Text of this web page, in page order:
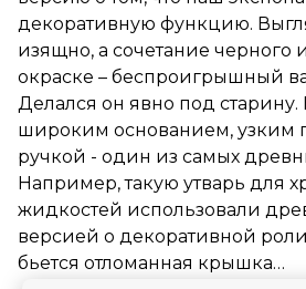
декоративную функцию.
изящно, а сочетание черного
окраске – беспроигрышный
Делался он явно под
широким основанием, узким
ручкой - один из самых
Например, такую утварь для
жидкостей использовали
версией о декоративной
бьется отломанная крышка…